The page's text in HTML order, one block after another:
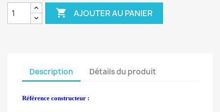
 AJOUTER AU PANIER
Description Détails du produit
Référence constructeur :